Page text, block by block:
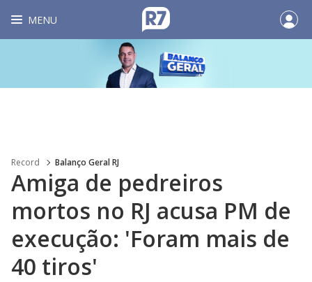
MENU
Record Balanço Geral RJ
Amiga de pedreiros
mortos no RJ acusa PM de
execução: 'Foram mais de
40 tiros'